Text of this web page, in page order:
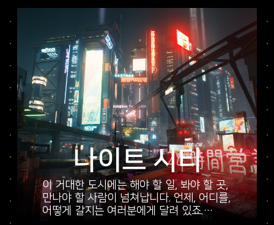
싶어 하는 귀중한 임플란트에 담긴 비밀을
밝혀내십시오.
나이트 시티
이 거대한 도시에는 해야 할 일, 봐야 할 곳,
만나야 할 사람이 넘쳐납니다. 언제, 어디를,
어떻게 갈지는 여러분에게 달려 있죠.